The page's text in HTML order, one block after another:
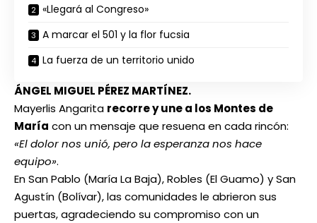
«Llegará al Congreso»
A marcar el 501 y la flor fucsia
La fuerza de un territorio unido
ÁNGEL MIGUEL PÉREZ MARTÍNEZ.
Mayerlis Angarita recorre y une a los Montes de
María con un mensaje que resuena en cada rincón:
«El dolor nos unió, pero la esperanza nos hace
equipo».
En San Pablo (María La Baja), Robles (El Guamo) y San
Agustín (Bolívar), las comunidades le abrieron sus
puertas, agradeciendo su compromiso con un